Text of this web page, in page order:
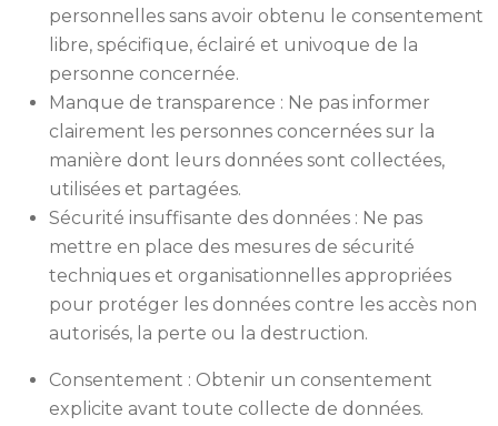
personnelles sans avoir obtenu le consentement
libre, spécifique, éclairé et univoque de la
personne concernée.
Manque de transparence : Ne pas informer
clairement les personnes concernées sur la
manière dont leurs données sont collectées,
utilisées et partagées.
Sécurité insuffisante des données : Ne pas
mettre en place des mesures de sécurité
techniques et organisationnelles appropriées
pour protéger les données contre les accès non
autorisés, la perte ou la destruction.
Consentement : Obtenir un consentement
explicite avant toute collecte de données.